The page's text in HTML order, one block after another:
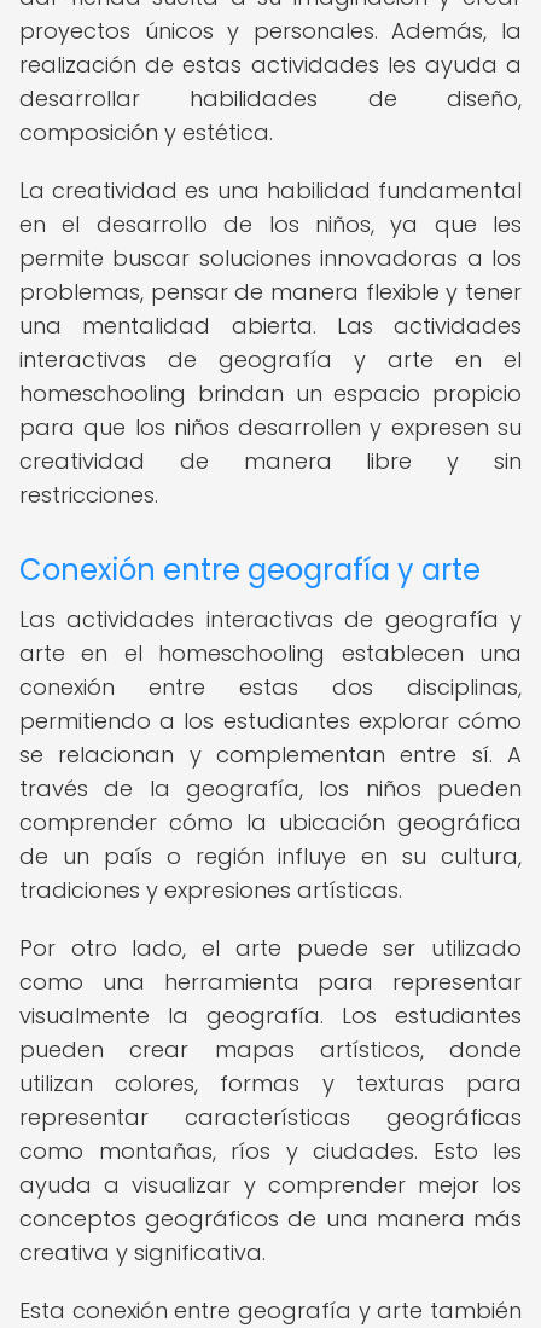
proyectos únicos y personales. Además, la
realización de estas actividades les ayuda a
desarrollar habilidades de diseño,
composición y estética.
La creatividad es una habilidad fundamental
en el desarrollo de los niños, ya que les
permite buscar soluciones innovadoras a los
problemas, pensar de manera flexible y tener
una mentalidad abierta. Las actividades
interactivas de geografía y arte en el
homeschooling brindan un espacio propicio
para que los niños desarrollen y expresen su
creatividad de manera libre y sin
restricciones.
Conexión entre geografía y arte
Las actividades interactivas de geografía y
arte en el homeschooling establecen una
conexión entre estas dos disciplinas,
permitiendo a los estudiantes explorar cómo
se relacionan y complementan entre sí. A
través de la geografía, los niños pueden
comprender cómo la ubicación geográfica
de un país o región influye en su cultura,
tradiciones y expresiones artísticas.
Por otro lado, el arte puede ser utilizado
como una herramienta para representar
visualmente la geografía. Los estudiantes
pueden crear mapas artísticos, donde
utilizan colores, formas y texturas para
representar características geográficas
como montañas, ríos y ciudades. Esto les
ayuda a visualizar y comprender mejor los
conceptos geográficos de una manera más
creativa y significativa.
Esta conexión entre geografía y arte también